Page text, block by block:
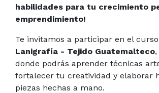
habilidades para tu crecimiento
emprendimiento!
Te invitamos a participar en el
Lanigrafía - Tejido Guatemalteco
donde podrás aprender técnicas
fortalecer tu creatividad y elaborar
piezas hechas a mano.